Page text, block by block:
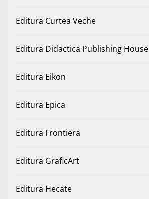
Editura Curtea Veche
Editura Didactica Publishing House
Editura Eikon
Editura Epica
Editura Frontiera
Editura GraficArt
Editura Hecate